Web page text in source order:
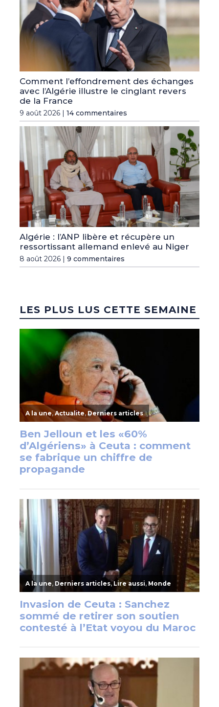
Comment l’effondrement des échanges
avec l’Algérie illustre le cinglant revers
de la France
9 août 2026 | 14 commentaires
Algérie : l’ANP libère et récupère un
ressortissant allemand enlevé au Niger
8 août 2026 | 9 commentaires
LES PLUS LUS CETTE SEMAINE